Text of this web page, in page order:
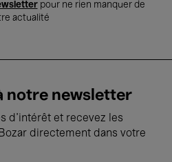
pour ne rien manquer de
actualité
notre newsletter
d'intérêt et recevez les
directement dans votre